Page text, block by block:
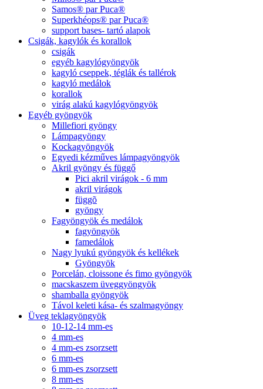
Samos® par Puca®
Superkhéops® par Puca®
support bases- tartó alapok
Csigák, kagylók és korallok
csigák
egyéb kagylógyöngyök
kagyló cseppek, téglák és tallérok
kagyló medálok
korallok
virág alakú kagylógyöngyök
Egyéb gyöngyök
Millefiori gyöngy
Lámpagyöngy
Kockagyöngyök
Egyedi kézműves lámpagyöngyök
Akril gyöngy és függő
Pici akril virágok - 6 mm
akril virágok
függõ
gyöngy
Fagyöngyök és medálok
fagyöngyök
famedálok
Nagy lyukú gyöngyök és kellékek
Gyöngyök
Porcelán, cloissone és fimo gyöngyök
macskaszem üveggyöngyök
shamballa gyöngyök
Távol keleti kása- és szalmagyöngy
Üveg teklagyöngyök
10-12-14 mm-es
4 mm-es
4 mm-es zsorzsett
6 mm-es
6 mm-es zsorzsett
8 mm-es